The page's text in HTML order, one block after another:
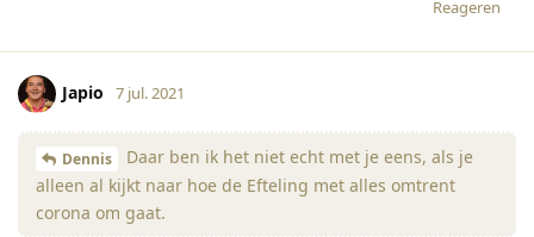
Reageren
Japio 7 jul. 2021
Dennis
Daar ben ik het niet echt met je eens, als je
alleen al kijkt naar hoe de Efteling met alles omtrent
corona om gaat.